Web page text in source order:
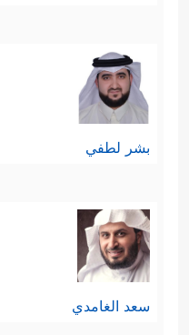
بشر لطفي
سعد الغامدي